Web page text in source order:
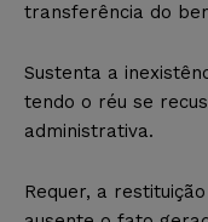
transferência do
Sustenta a
tendo o réu se
administrativa.
Requer, a